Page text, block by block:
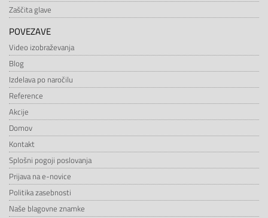
Zaščita glave
POVEZAVE
Video izobraževanja
Blog
Izdelava po naročilu
Reference
Akcije
Domov
Kontakt
Splošni pogoji poslovanja
Prijava na e-novice
Politika zasebnosti
Naše blagovne znamke